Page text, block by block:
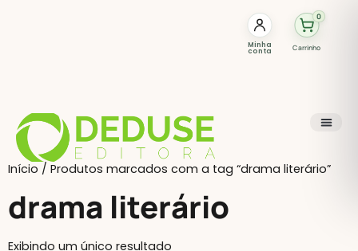
Minha
conta Carrinho
0
Início / Produtos marcados com a tag “drama literário”
drama literário
Exibindo um único resultado